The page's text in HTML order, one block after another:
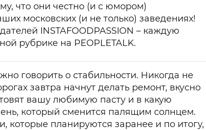
что они честно (и с юмором)
московских (и не только) заведениях!
INSTAFOODPASSION – каждую
рубрике на PEOPLETALK.
говорить о стабильности. Никогда не
завтра начнут делать ремонт, вкусно
вашу любимую пасту и в какую
который сменится палящим солнцем.
которые планируются заранее и по итогу,